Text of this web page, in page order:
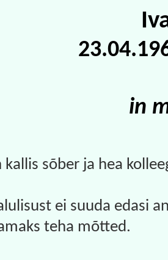
in
kallis sõber ja hea
ei suuda edasi
teha mõtted.